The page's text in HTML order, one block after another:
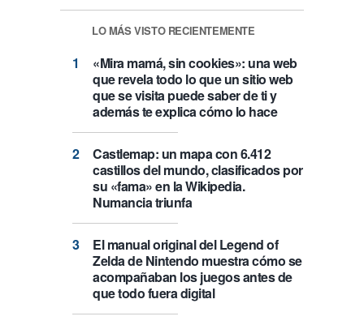
LO MÁS VISTO RECIENTEMENTE
«Mira mamá, sin cookies»: una web
que revela todo lo que un sitio web
que se visita puede saber de ti y
además te explica cómo lo hace
Castlemap: un mapa con 6.412
castillos del mundo, clasificados por
su «fama» en la Wikipedia.
Numancia triunfa
El manual original del Legend of
Zelda de Nintendo muestra cómo se
acompañaban los juegos antes de
que todo fuera digital